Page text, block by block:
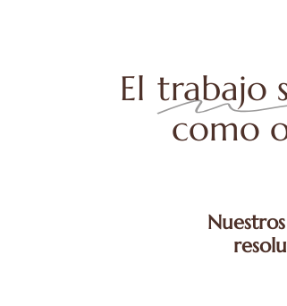
El trabajo
como